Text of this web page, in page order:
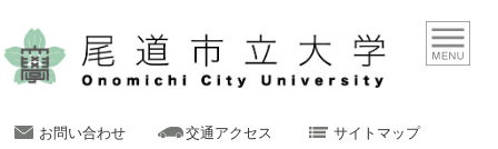
お問い合わせ 交通アクセス サイトマップ